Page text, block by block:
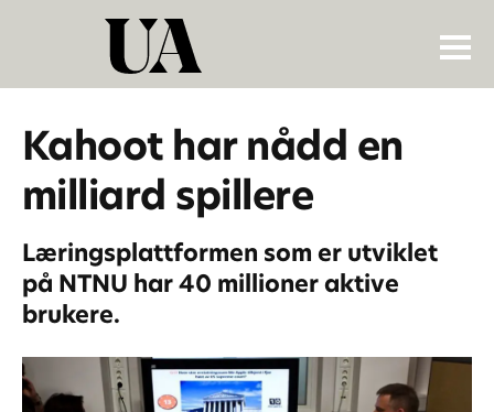
Kahoot har nådd en
milliard spillere
Læringsplattformen som er utviklet
på NTNU har 40 millioner aktive
brukere.